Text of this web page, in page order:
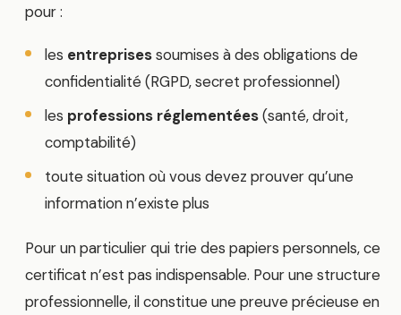
pour :
les entreprisessoumises à des obligations de
confidentialité (RGPD, secret professionnel)
les professions réglementées(santé, droit,
comptabilité)
toute situation où vous devez prouver qu’une
information n’existe plus
Pour un particulier qui trie des papiers personnels, ce
certificat n’est pas indispensable. Pour une structure
professionnelle, il constitue une preuve précieuse en